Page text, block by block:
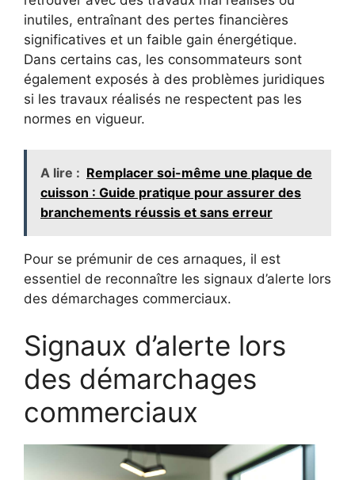
inutiles, entraînant des pertes financières
significatives et un faible gain énergétique.
Dans certains cas, les consommateurs sont
également exposés à des problèmes juridiques
si les travaux réalisés ne respectent pas les
normes en vigueur.
A lire : Remplacer soi-même une plaque de
cuisson : Guide pratique pour assurer des
branchements réussis et sans erreur
Pour se prémunir de ces arnaques, il est
essentiel de reconnaître les signaux d’alerte lors
des démarchages commerciaux.
Signaux d’alerte lors
des démarchages
commerciaux